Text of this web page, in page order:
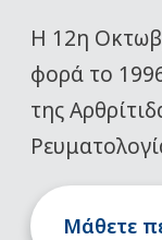
Η 12η
φορά το
της
Μάθετε